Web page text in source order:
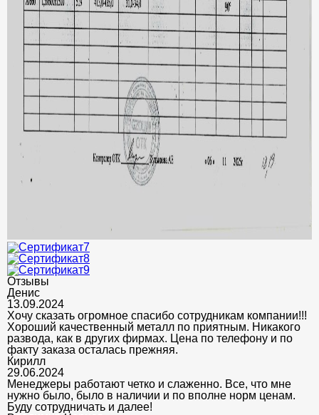
Отзывы
Денис
13.09.2024
Хочу сказать огромное спасибо сотрудникам компании!!!
Хороший качественный металл по приятным. Никакого
развода, как в других фирмах. Цена по телефону и по
факту заказа осталась прежняя.
Кирилл
29.06.2024
Менеджеры работают четко и слаженно. Все, что мне
нужно было, было в наличии и по вполне норм ценам.
Буду сотрудничать и далее!